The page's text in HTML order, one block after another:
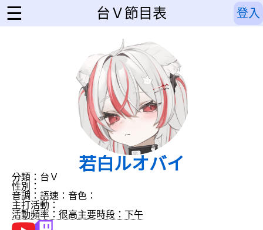
☰ 台Ｖ節目表 登入
若白ルオバイ
分類：台Ｖ
性別：
音調： 語速： 音色：
主打活動：
活動頻率：很高主要時段：下午